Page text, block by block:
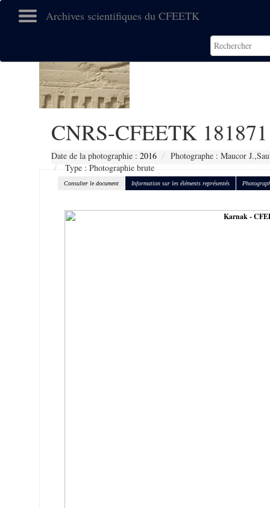
Archives scientifiques du CFEETK
CNRS-CFEETK 181871
Date de la photographie : 2016
Photographe : Maucor
Type : Photographie brute
Consulter le document Information sur les éléments représentés